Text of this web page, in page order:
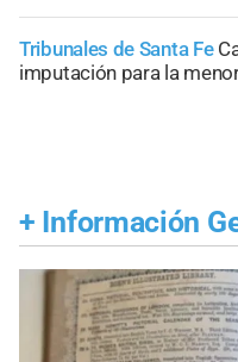
Tribunales de Santa Fe
imputación para la
+ Información